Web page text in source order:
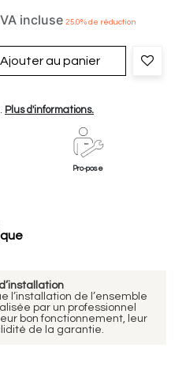
incluse 25.0% de réduction
Ajouter au panier
Plus d'informations.
Pro-pose
l’installation de l’ensemble
par un professionnel
bon fonctionnement, leur
de la garantie.